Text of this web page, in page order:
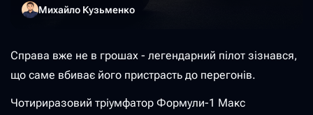
Михайло Кузьменко
Справа вже не в грошах - легендарний пілот зізнався,
що саме вбиває його пристрасть до перегонів.
Чотириразовий тріумфатор Формули-1 Макс